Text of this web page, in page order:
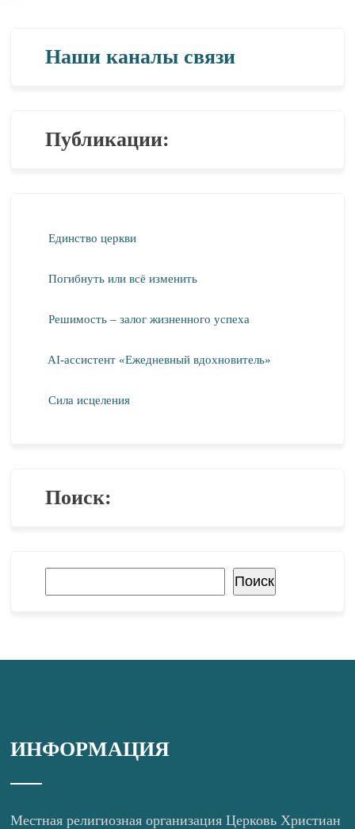
Наши каналы связи
Публикации:
Единство церкви
Погибнуть или всё изменить
Решимость – залог жизненного успеха
AI-ассистент «Ежедневный вдохновитель»
Сила исцеления
Поиск:
Поиск
ИНФОРМАЦИЯ
Местная религиозная организация Церковь Христиан